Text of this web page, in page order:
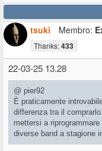
tsuki
Membro:
Thanks:433
22-03-25 13.28
@ pier92
È praticamente
differenza tra il
mettersi a
diverse band a stagione